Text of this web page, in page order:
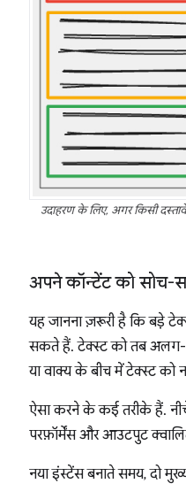
उदाहरण के लिए, अगर किसी
अपने कॉन्टेंट को सोच-
यह जानना ज़रूरी है कि बड़े
सकते हैं. टेक्स्ट को तब अलग-
या वाक्य के बीच में टेक्स्ट को
ऐसा करने के कई तरीके हैं.
परफ़ॉर्मेंस और आउटपुट
नया इंस्टेंस बनाते समय, दो